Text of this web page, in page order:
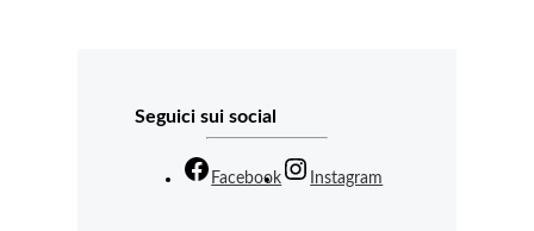
Seguici sui social
Facebook Instagram